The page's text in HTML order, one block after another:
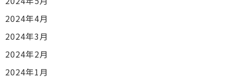
2024年4月
2024年3月
2024年2月
2024年1月